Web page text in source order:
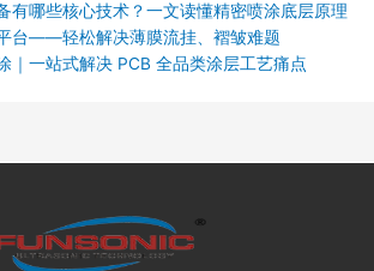
有哪些核心技术？一文读懂精密喷涂底层原理
台——轻松解决薄膜流挂、褶皱难题
｜一站式解决 PCB 全品类涂层工艺痛点